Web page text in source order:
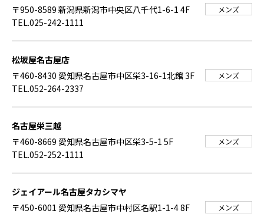
〒950-8589 新潟県新潟市中央区八千代1-6-1 4F
TEL.025-242-1111
メンズ
松坂屋名古屋店
〒460-8430 愛知県名古屋市中区栄3-16-1北館 3F
TEL.052-264-2337
メンズ
名古屋栄三越
〒460-8669 愛知県名古屋市中区栄3-5-1 5F
TEL.052-252-1111
メンズ
ジェイアール名古屋タカシマヤ
〒450-6001 愛知県名古屋市中村区名駅1-1-4 8F
メンズ